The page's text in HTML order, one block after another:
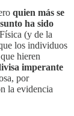
quien más se
ha sido
(y de la
los individuos
hieren
imperante
por
la evidencia